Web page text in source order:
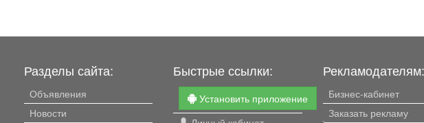
Разделы сайта:
Объявления
Новости
Быстрые ссылки:
Установить приложение
Рекламодателям:
Бизнес-кабинет
Заказать рекламу